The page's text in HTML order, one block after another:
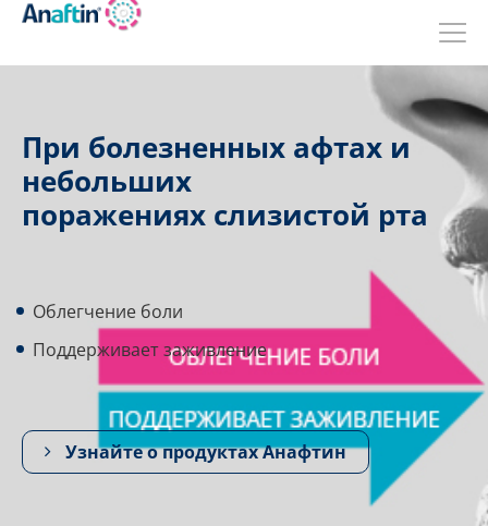
Перейти
содержанию
При болезненных афтах и
небольших
поражениях слизистой рта
Облегчение боли
Поддерживает заживление
Узнайте о продуктах Анафтин